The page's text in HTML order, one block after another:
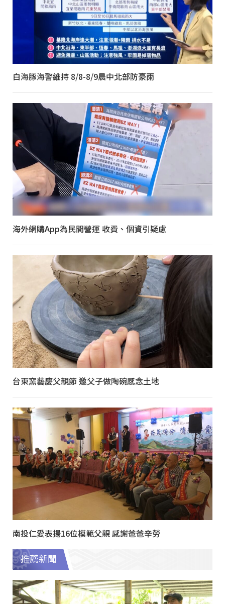
白海豚海警維持 8/8-8/9晨中北部防豪雨
海外網購App為民間營運 收費、個資引疑慮
台東窯藝慶父親節 邀父子做陶碗感念土地
南投仁愛表揚16位模範父親 感謝爸爸辛勞
推薦新聞